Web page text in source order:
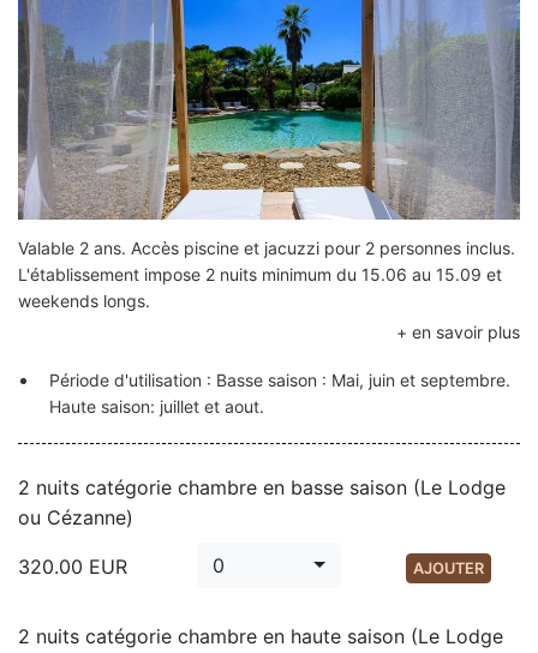
Valable 2 ans. Accès piscine et jacuzzi pour 2 personnes inclus.
L'établissement impose 2 nuits minimum du 15.06 au 15.09 et
weekends longs.
Période d'utilisation : Basse saison : Mai, juin et septembre.
Haute saison: juillet et aout.
2 nuits catégorie chambre en basse saison (Le Lodge
ou Cézanne)
320.00 EUR 0 AJOUTER
2 nuits catégorie chambre en haute saison (Le Lodge